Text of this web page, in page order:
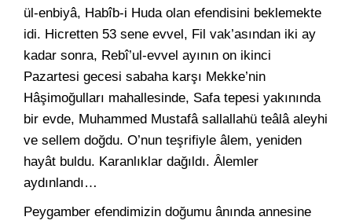
ül-enbiyâ, Habîb-i Huda olan efendisini beklemekte
idi. Hicretten 53 sene evvel, Fil vak’asından iki ay
kadar sonra, Rebî’ul-evvel ayının on ikinci
Pazartesi gecesi sabaha karşı Mekke’nin
Hâşimoğulları mahallesinde, Safa tepesi yakınında
bir evde, Muhammed Mustafâ sallallahü teâlâ aleyhi
ve sellem doğdu. O’nun teşrifiyle âlem, yeniden
hayât buldu. Karanlıklar dağıldı. Âlemler
aydınlandı…
Peygamber efendimizin doğumu ânında annesine